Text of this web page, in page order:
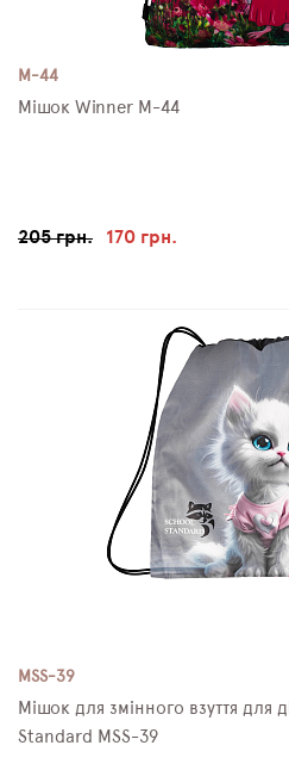
M-44
Мішок Winner M-44
205 грн. 170 грн.
MSS-39
Мішок для змінного взуття для
Standard MSS-39